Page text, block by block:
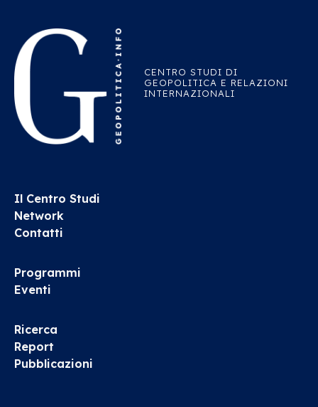
CENTRO STUDI DI
GEOPOLITICA E RELAZIONI
INTERNAZIONALI
Il Centro Studi
Network
Contatti
Programmi
Eventi
Ricerca
Report
Pubblicazioni